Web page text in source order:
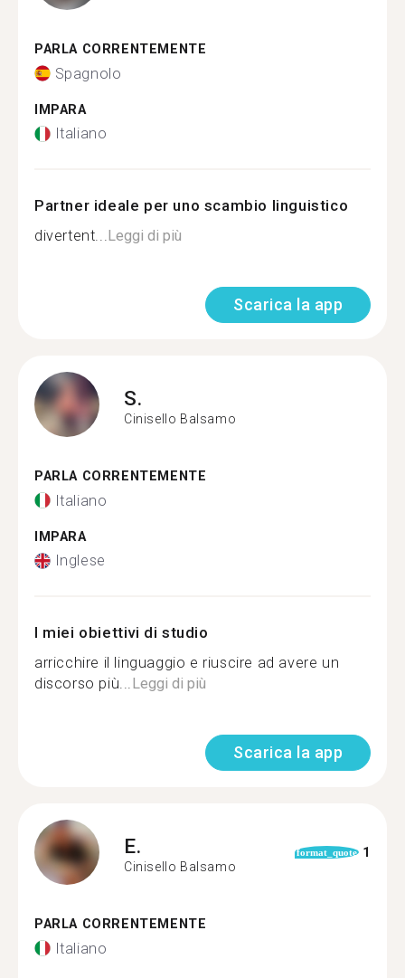
PARLA CORRENTEMENTE
Spagnolo
IMPARA
Italiano
Partner ideale per uno scambio linguistico
divertent...Leggi di più
Scarica la app
S.
Cinisello Balsamo
PARLA CORRENTEMENTE
Italiano
IMPARA
Inglese
I miei obiettivi di studio
arricchire il linguaggio e riuscire ad avere un
discorso più...Leggi di più
Scarica la app
E.
Cinisello Balsamo
format_quote 1
PARLA CORRENTEMENTE
Italiano